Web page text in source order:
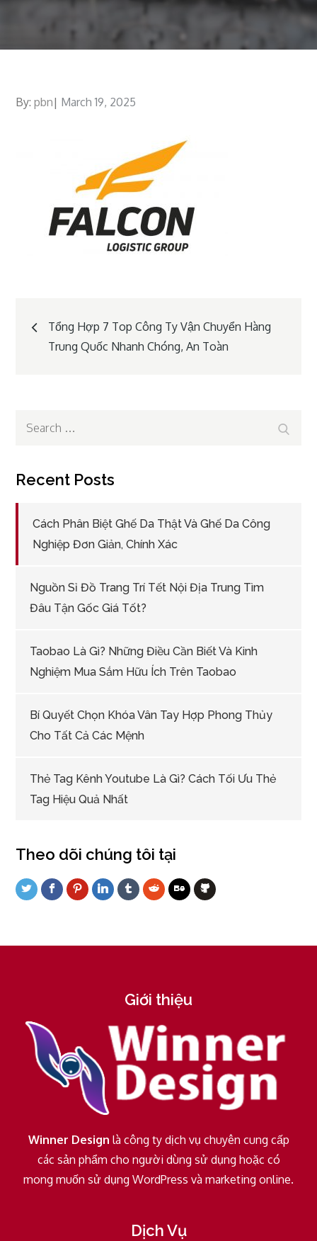
By:pbn
Posted
March 19, 2025
Post
navigation
Tổng Hợp 7 Top Công Ty Vận Chuyển Hàng
Trung Quốc Nhanh Chóng, An Toàn
Search
Recent Posts
Cách Phân Biệt Ghế Da Thật Và Ghế Da Công
Nghiệp Đơn Giản, Chính Xác
Nguồn Sỉ Đồ Trang Trí Tết Nội Địa Trung Tìm
Đâu Tận Gốc Giá Tốt?
Taobao Là Gì? Những Điều Cần Biết Và Kinh
Nghiệm Mua Sắm Hữu Ích Trên Taobao
Bí Quyết Chọn Khóa Vân Tay Hợp Phong Thủy
Cho Tất Cả Các Mệnh
Thẻ Tag Kênh Youtube Là Gì? Cách Tối Ưu Thẻ
Tag Hiệu Quả Nhất
Theo dõi chúng tôi tại
Giới thiệu
Winner Design là công ty dịch vụ chuyên cung cấp
các sản phẩm cho người dùng sử dụng hoặc có
mong muốn sử dụng WordPress và marketing online.
Dịch Vụ